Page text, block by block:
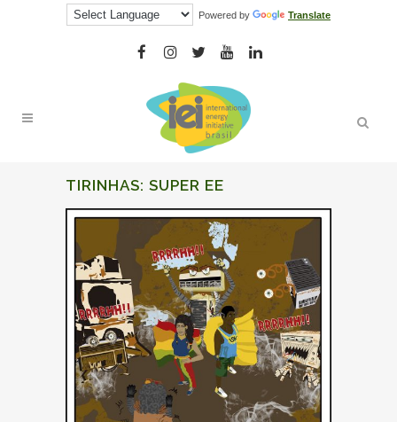
Powered by Translate
TIRINHAS: SUPER EE